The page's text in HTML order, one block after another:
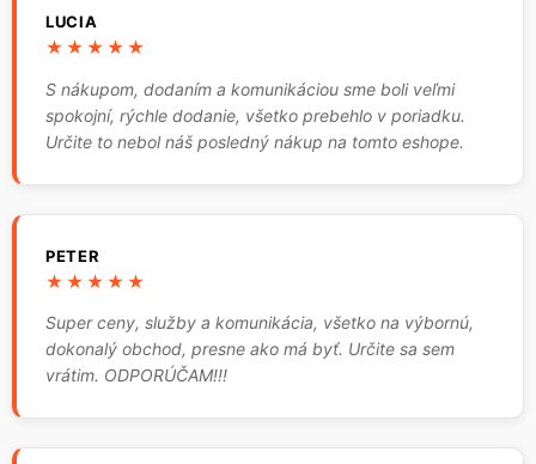
LUCIA
★★★★★
S nákupom, dodaním a komunikáciou sme boli veľmi
spokojní, rýchle dodanie, všetko prebehlo v poriadku.
Určite to nebol náš posledný nákup na tomto eshope.
PETER
★★★★★
Super ceny, služby a komunikácia, všetko na výbornú,
dokonalý obchod, presne ako má byť. Určite sa sem
vrátim. ODPORÚČAM!!!